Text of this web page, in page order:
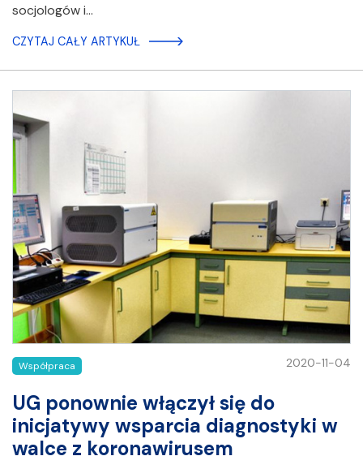
socjologów i…
CZYTAJ CAŁY ARTYKUŁ
Współpraca 2020-11-04
UG ponownie włączył się do
inicjatywy wsparcia diagnostyki w
walce z koronawirusem